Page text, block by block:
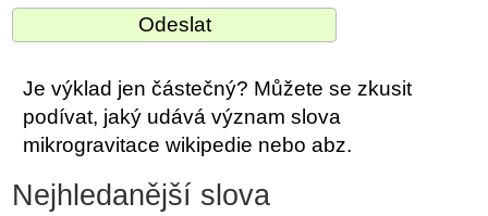
Je výklad jen částečný? Můžete se zkusit
podívat, jaký udává význam slova
mikrogravitace wikipedie nebo abz.
Nejhledanější slova